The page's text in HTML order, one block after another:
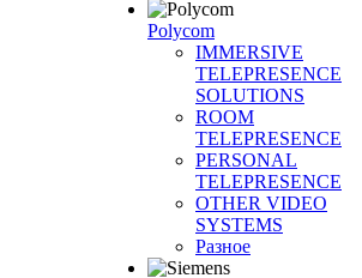
Polycom
IMMERSIVE
TELEPRESENCE
SOLUTIONS
ROOM
TELEPRESENCE
PERSONAL
TELEPRESENCE
OTHER VIDEO
SYSTEMS
Разное